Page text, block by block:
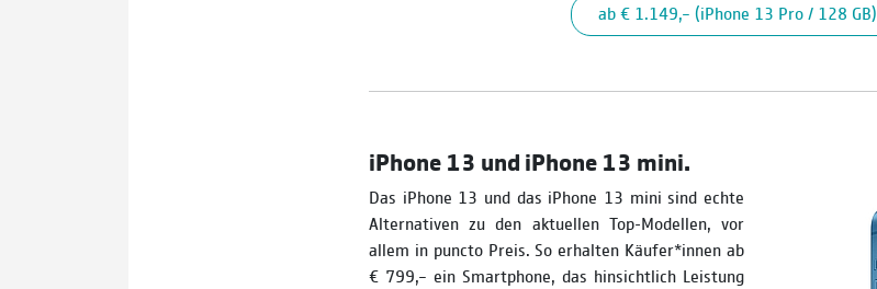
ab € 1.149,– (iPhone 13 Pro / 128 GB)
iPhone 13 und iPhone 13 mini.
Das iPhone 13 und das iPhone 13 mini sind echte
Alternativen zu den aktuellen Top-Modellen, vor
allem in puncto Preis. So erhalten Käufer*innen ab
€ 799,– ein Smartphone, das hinsichtlich Leistung